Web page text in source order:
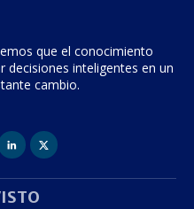
que el conocimiento
decisiones inteligentes en un
cambio.